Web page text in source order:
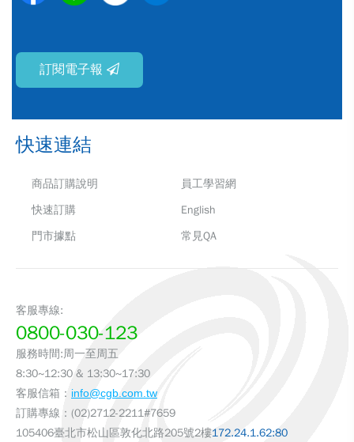
訂閱電子報
快速連結
商品訂購說明
快速訂購
門市據點
員工學習網
English
常見QA
客服專線:
0800-030-123
服務時間:周一至周五
8:30~12:30 & 13:30~17:30
客服信箱： info@cgb.com.tw
訂購專線：(02)2712-2211#7659
105406臺北市松山區敦化北路205號2樓172.24.1.62:80